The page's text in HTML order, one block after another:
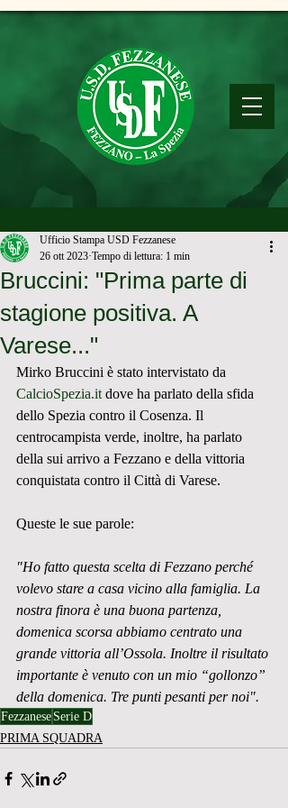
Bruccini: "Prima parte di
stagione positiva. A
Varese..."
Ufficio Stampa USD Fezzanese
26 ott 2023 Tempo di lettura: 1 min
Mirko Bruccini è stato intervistato da
CalcioSpezia.it dove ha parlato della sfida
dello Spezia contro il Cosenza. Il
centrocampista verde, inoltre, ha parlato
della sui arrivo a Fezzano e della vittoria
conquistata contro il Città di Varese.
Queste le sue parole:
"Ho fatto questa scelta di Fezzano perché
volevo stare a casa vicino alla famiglia. La
nostra finora è una buona partenza,
domenica scorsa abbiamo centrato una
grande vittoria all’Ossola. Inoltre il risultato
importante è venuto con un mio “gollonzo”
della domenica. Tre punti pesanti per noi".
Fezzanese Serie D
PRIMA SQUADRA